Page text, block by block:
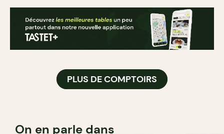
PLUS DE COMPTOIRS
On en parle dans